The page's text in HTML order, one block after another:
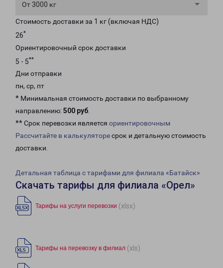
От 3000 кг
Стоимость доставки за 1 кг (включая НДС)
26*
Ориентировочный срок доставки
5 - 5**
Дни отправки
пн, ср, пт
* Минимальная стоимость доставки по выбранному
направлению: 500 руб.
** Срок перевозки является ориентировочным
Рассчитайте в калькуляторесрок и детальную стоимость
доставки.
Детальная таблица с тарифами для филиала «Батайск»
Скачать тарифы для филиала «Орел»
Тарифы на услуги перевозки (xlsx)
Тарифы на перевозку в филиал (xls)